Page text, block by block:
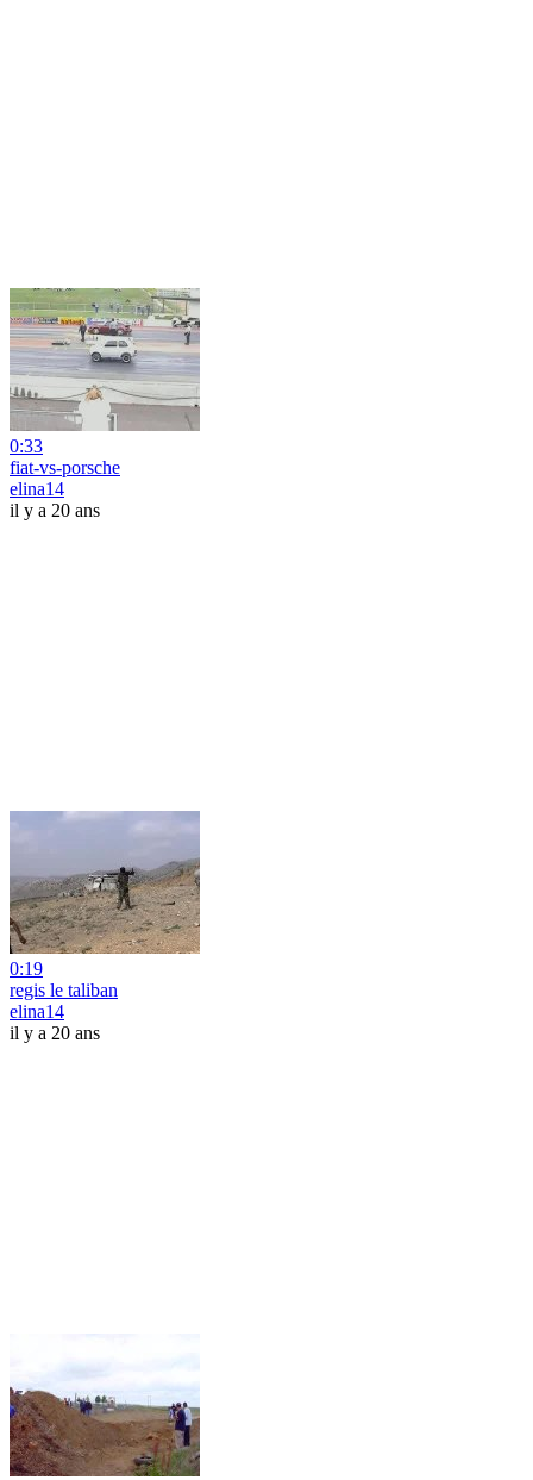
0:33
fiat-vs-porsche
elina14
il y a 20 ans
0:19
regis le taliban
elina14
il y a 20 ans